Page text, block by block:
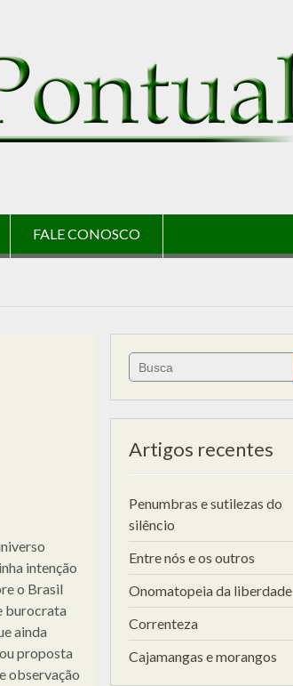
FALE CONOSCO
intenção
o Brasil
burocrata
ainda
proposta
observação
Search
for:
Artigos recentes
Penumbras e sutilezas do
silêncio
Entre nós e os outros
Onomatopeia da liberdade
Correnteza
Cajamangas e morangos